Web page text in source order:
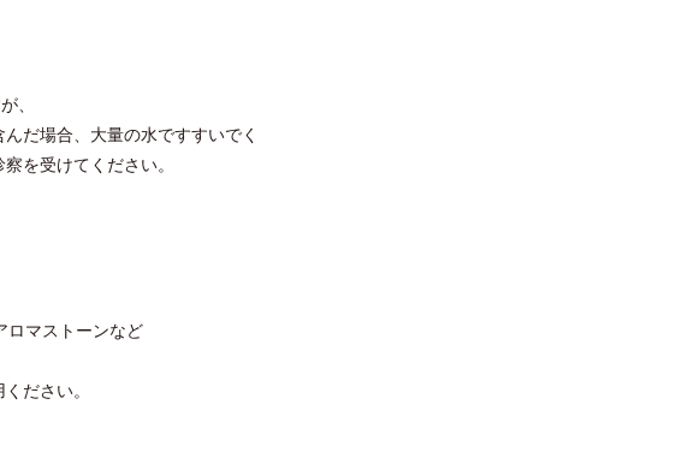
、
だ場合、大量の水ですすいでく
を受けてください。
ロマストーンなど
ださい。